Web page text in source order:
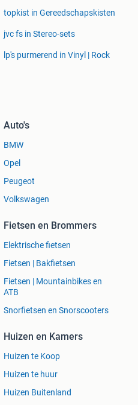
topkist in Gereedschapskisten
jvc fs in Stereo-sets
lp's purmerend in Vinyl | Rock
Auto's
BMW
Opel
Peugeot
Volkswagen
Fietsen en Brommers
Elektrische fietsen
Fietsen | Bakfietsen
Fietsen | Mountainbikes en
ATB
Snorfietsen en Snorscooters
Huizen en Kamers
Huizen te Koop
Huizen te huur
Huizen Buitenland